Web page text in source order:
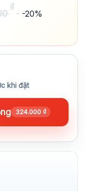
₫
-20%
khi đặt
324.000 ₫